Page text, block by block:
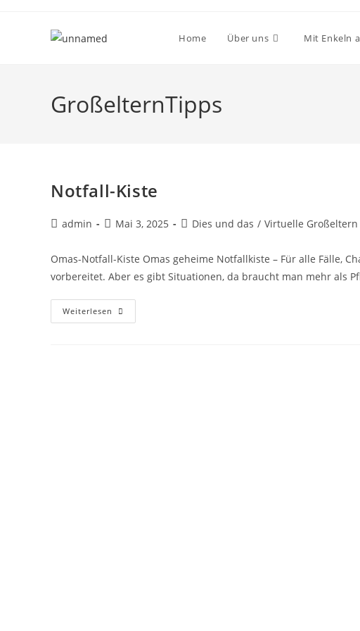
Home Über uns Mit Enkeln
GroßelternTipps
Notfall-Kiste
admin Mai 3, 2025 Dies und das / Virtuelle Großeltern
Omas-Notfall-Kiste Omas geheime Notfallkiste – Für alle Fälle,
vorbereitet. Aber es gibt Situationen, da braucht man mehr als
Weiterlesen